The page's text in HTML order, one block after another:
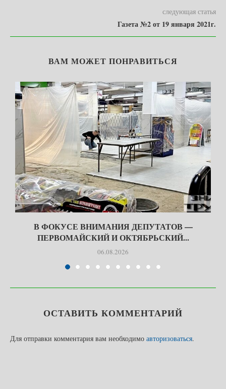
следующая статья
Газета №2 от 19 января 2021г.
ВАМ МОЖЕТ ПОНРАВИТЬСЯ
В ФОКУСЕ ВНИМАНИЯ ДЕПУТАТОВ —
ПЕРВОМАЙСКИЙ И ОКТЯБРЬСКИЙ...
06.08.2026
ОСТАВИТЬ КОММЕНТАРИЙ
Для отправки комментария вам необходимо авторизоваться.